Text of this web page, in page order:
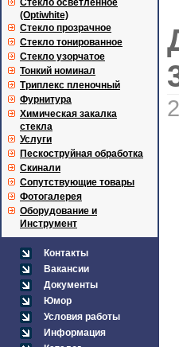
Стекло осветленное
(Optiwhite)
Стекло прозрачное
Стекло тонированное
Стекло узорчатое
Тонкий номинал
Триплекс пленочный
Фурнитура
Химическая закалка
стекла
Услуги
Пескоструйная обработка
Скинали
Сопутствующие товары
Фотогалерея
Оборудование и
Инструмент
Контакты
Вакансии
Документы
Юмор
Условия работы
Информация